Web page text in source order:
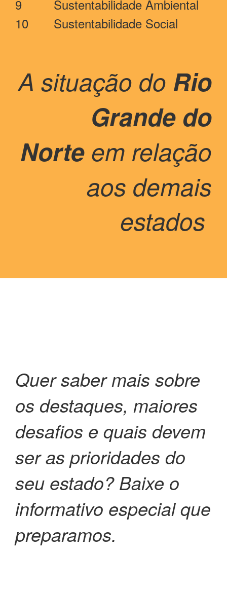
9
Sustentabilidade Ambiental
10
Sustentabilidade Social
A situação do Rio
Grande do
Norte em relação
aos demais
estados
Quer saber mais sobre
os destaques, maiores
desafios e quais devem
ser as prioridades do
seu estado? Baixe o
informativo especial que
preparamos.